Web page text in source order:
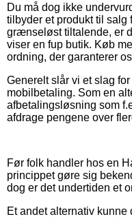
Du må dog ikke
tilbyder et produkt til salg
grænseløst tiltalende, er
viser en fup butik. Køb
ordning, der garanterer
Generelt slår vi et slag
mobilbetaling. Som en
afbetalingsløsning som
afdrage pengene over
Før folk handler hos en
princippet gøre sig
dog er det undertiden et
Et andet alternativ